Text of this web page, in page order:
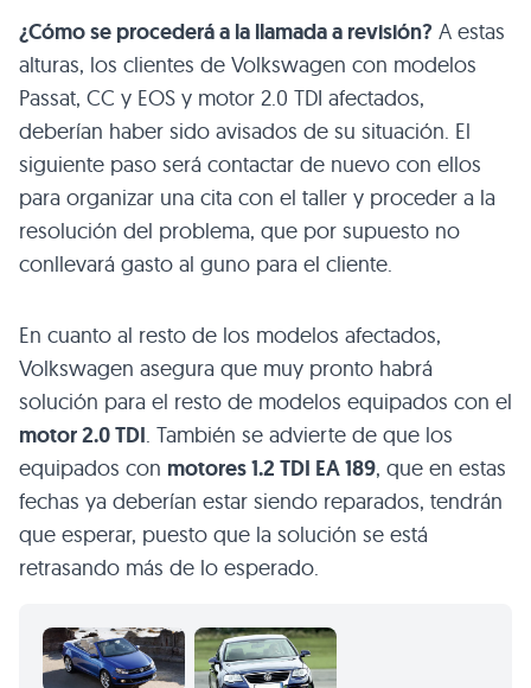
¿Cómo se procederá a la llamada a revisión? A estas
alturas, los clientes de Volkswagen con modelos
Passat, CC y EOS y motor 2.0 TDI afectados,
deberían haber sido avisados de su situación. El
siguiente paso será contactar de nuevo con ellos
para organizar una cita con el taller y proceder a la
resolución del problema, que por supuesto no
conllevará gasto al guno para el cliente.
En cuanto al resto de los modelos afectados,
Volkswagen asegura que muy pronto habrá
solución para el resto de modelos equipados con el
motor 2.0 TDI. También se advierte de que los
equipados con motores 1.2 TDI EA 189, que en estas
fechas ya deberían estar siendo reparados, tendrán
que esperar, puesto que la solución se está
retrasando más de lo esperado.